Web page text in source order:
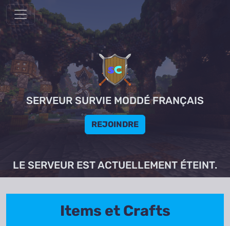
SERVEUR SURVIE MODDÉ FRANÇAIS
REJOINDRE
LE SERVEUR EST ACTUELLEMENT ÉTEINT.
Items et Crafts